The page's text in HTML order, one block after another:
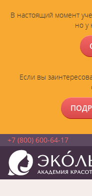
В настоящий момент
но у
Если вы
+7 (800) 600-64-17